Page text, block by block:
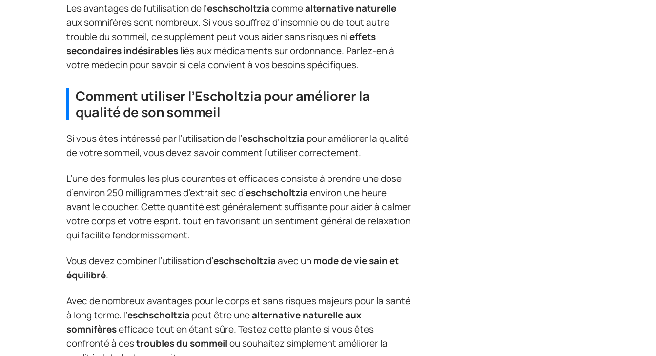
Les avantages de l’utilisation de l’eschscholtziacommealternative naturelle
aux somnifères sont nombreux. Si vous souffrez d’insomnie ou de tout autre
trouble du sommeil, ce supplément peut vous aider sans risques nieffets
secondaires indésirablesliés aux médicaments sur ordonnance. Parlez-en à
votre médecin pour savoir si cela convient à vos besoins spécifiques.
Comment utiliser l’Escholtzia pour améliorer la
qualité de son sommeil
Si vous êtes intéressé par l’utilisation de l’eschscholtzia pour améliorer la qualité
de votre sommeil, vous devez savoir comment l’utiliser correctement.
L’une des formules les plus courantes et efficaces consiste à prendre une dose
d’environ 250 milligrammes d’extrait sec d’eschscholtziaenviron une heure
avant le coucher. Cette quantité est généralement suffisante pour aider à calmer
votre corps et votre esprit, tout en favorisant un sentiment général de relaxation
qui facilite l’endormissement.
Vous devez combiner l’utilisation d’eschscholtziaavec unmode de vie sain et
équilibré.
Avec de nombreux avantages pour le corps et sans risques majeurs pour la santé
à long terme, l’eschscholtzia peut être unealternative naturelle aux
somnifèresefficace tout en étant sûre. Testez cette plante si vous êtes
confronté à destroubles du sommeilou souhaitez simplement améliorer la